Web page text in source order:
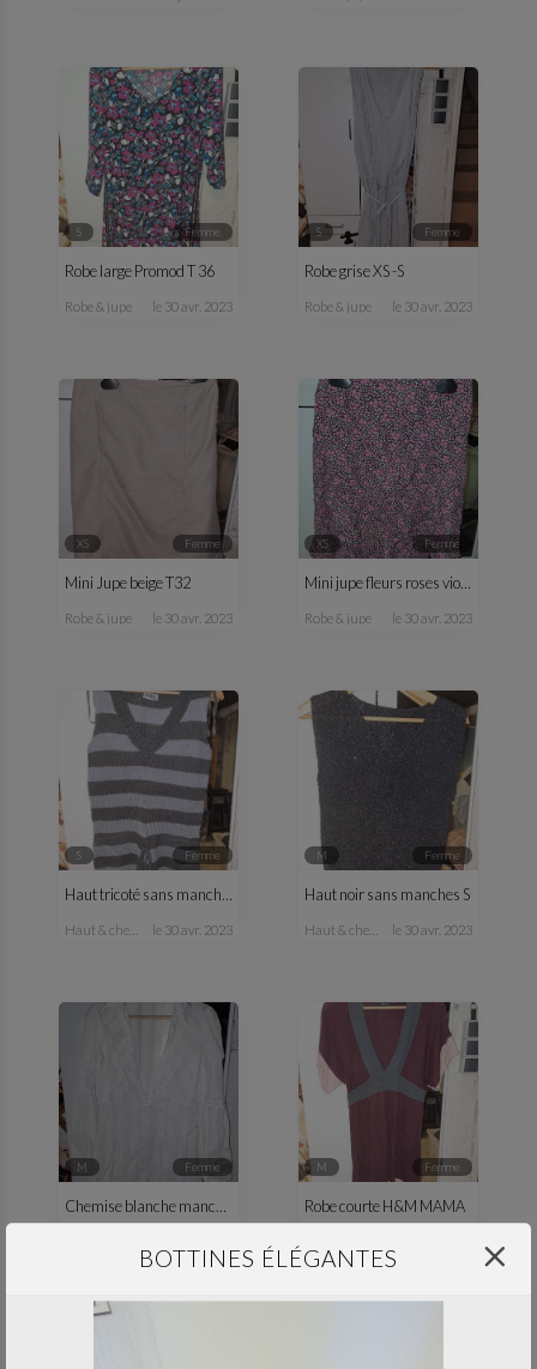
BOTTINES ÉLÉGANTES
S femme
Robe large Promod T 36
robe & jupe le 30 avr. 2023
S femme
Robe grise XS -S
robe & jupe le 30 avr. 2023
XS femme
Mini Jupe beige T32
robe & jupe le 30 avr. 2023
XS femme
Mini jupe fleurs roses violette T34
robe & jupe le 30 avr. 2023
S femme
Haut tricoté sans manches
haut & chemisier le 30 avr. 2023
M femme
Haut noir sans manches S
haut & chemisier le 30 avr. 2023
M femme
Chemise blanche manches longues
M femme
Robe courte H&M MAMA